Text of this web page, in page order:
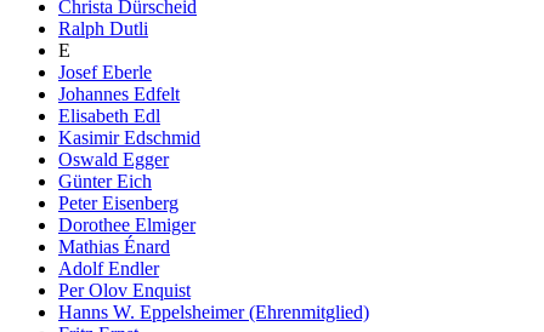
Christa Dürscheid
Ralph Dutli
E
Josef Eberle
Johannes Edfelt
Elisabeth Edl
Kasimir Edschmid
Oswald Egger
Günter Eich
Peter Eisenberg
Dorothee Elmiger
Mathias Énard
Adolf Endler
Per Olov Enquist
Hanns W. Eppelsheimer (Ehrenmitglied)